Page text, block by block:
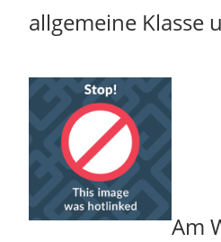
allgemeine Klasse
Am